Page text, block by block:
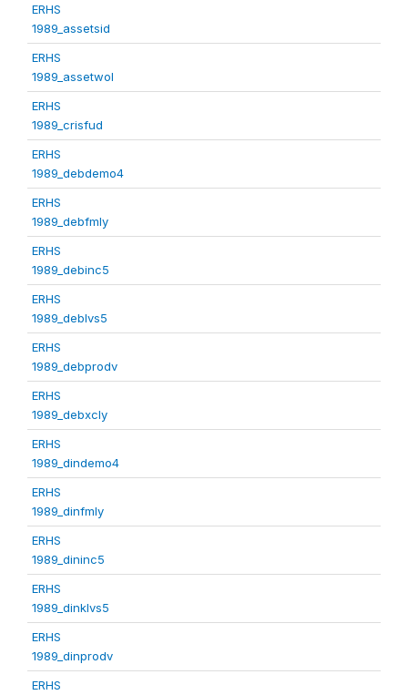
ERHS
1989_assetsid
ERHS
1989_assetwol
ERHS
1989_crisfud
ERHS
1989_debdemo4
ERHS
1989_debfmly
ERHS
1989_debinc5
ERHS
1989_deblvs5
ERHS
1989_debprodv
ERHS
1989_debxcly
ERHS
1989_dindemo4
ERHS
1989_dinfmly
ERHS
1989_dininc5
ERHS
1989_dinklvs5
ERHS
1989_dinprodv
ERHS